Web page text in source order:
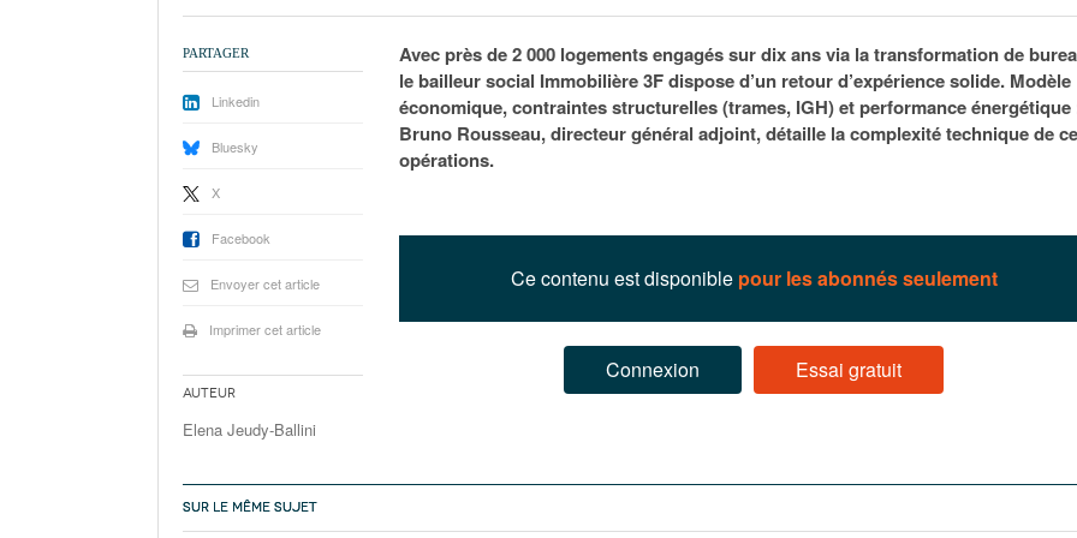
À Paris, les cadres de la tech et de la finance
16 juillet 2026
Saint-Agne immobilier inaugure une nouvelle
résidence à Torcy- 15 juillet 2026
janvier 2026
Municipales 2026 : la CCI livre 23
relancer l’économie parisienne- 20
Municipales 2026 : la CCI de
Exclusif –
feuille de
juillet 2026
À Paris, les
redessinent le
Avec près de 2 000 logements engagés sur dix ans via la transformation de
le bailleur social Immobilière 3F dispose d’un retour d’expérience solide. Modèle
économique, contraintes structurelles (trames, IGH) et performance énergétique
Bruno Rousseau, directeur général adjoint, détaille la complexité technique de
opérations.
Ce contenu est disponible pour les abonnés seulement
Connexion Essai gratuit
PARTAGER
Linkedin
Bluesky
X
Facebook
Envoyer cet article
Imprimer cet article
Auteur
Elena Jeudy-Ballini
SUR LE MÊME SUJET